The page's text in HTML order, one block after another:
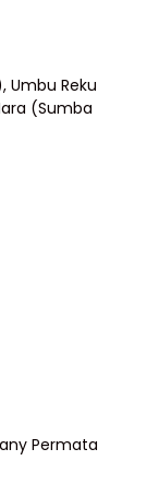
Umbu Reku
(Sumba
Permata